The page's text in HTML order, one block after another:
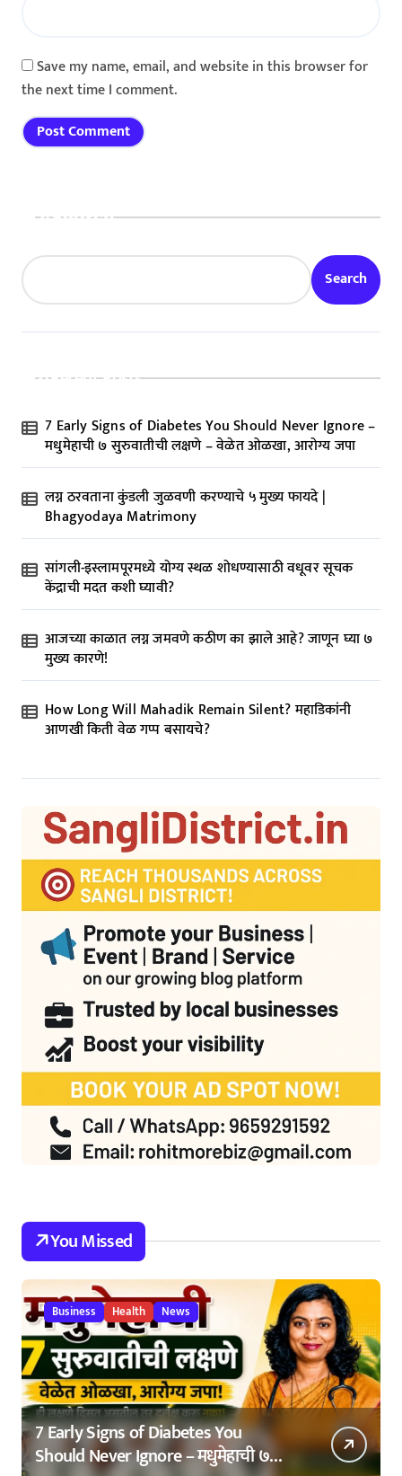
Save my name, email, and website in this browser for
the next time I comment.
Search
Search
Recent Posts
7 Early Signs of Diabetes You Should Never Ignore –
मधुमेहाची ७ सुरुवातीची लक्षणे – वेळेत ओळखा, आरोग्य जपा
लग्न ठरवताना कुंडली जुळवणी करण्याचे ५ मुख्य फायदे |
Bhagyodaya Matrimony
सांगली-इस्लामपूरमध्ये योग्य स्थळ शोधण्यासाठी वधूवर सूचक
केंद्राची मदत कशी घ्यावी?
आजच्या काळात लग्न जमवणे कठीण का झाले आहे? जाणून घ्या ७
मुख्य कारणे!
How Long Will Mahadik Remain Silent? महाडिकांनी
आणखी किती वेळ गप्प बसायचे?
You Missed
Business Health News
7 Early Signs of Diabetes You
Should Never Ignore – मधुमेहाची ७